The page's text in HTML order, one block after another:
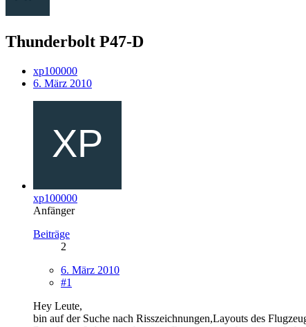
Thunderbolt P47-D
xp100000
6. März 2010
xp100000
Anfänger
Beiträge
2
6. März 2010
#1
Hey Leute,
bin auf der Suche nach Risszeichnungen,Layouts des